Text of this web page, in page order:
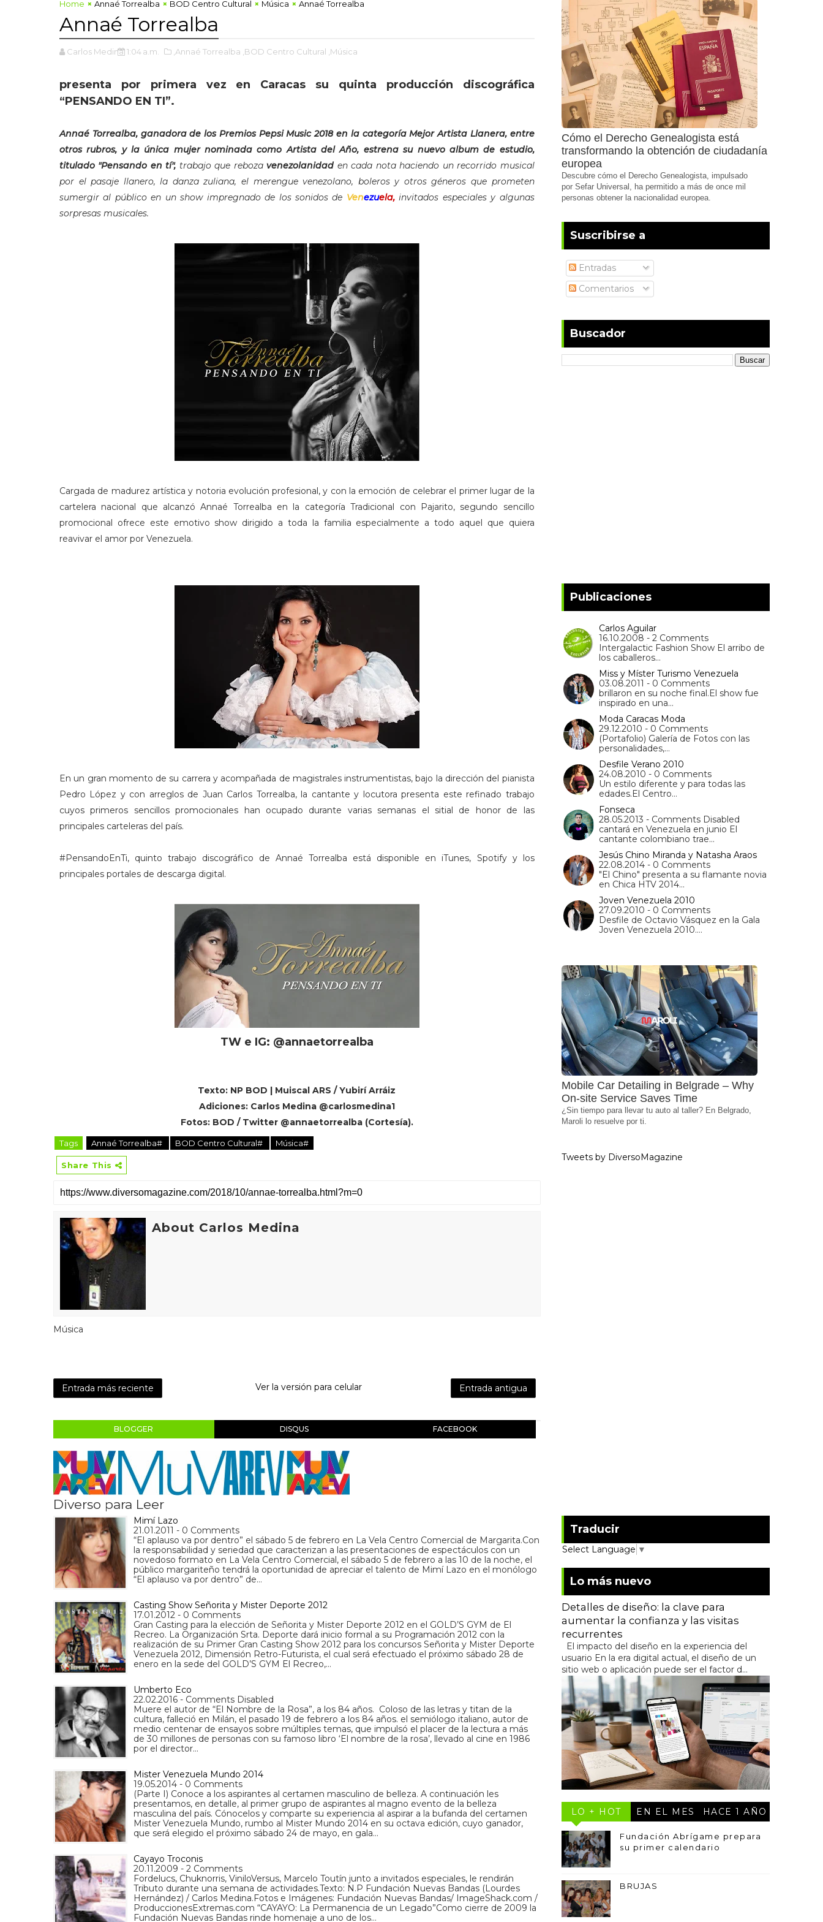
Home Annaé Torrealba BOD Centro Cultural Música Annaé Torrealba
Annaé Torrealba
Carlos Medina 1:04 a.m. ,Annaé Torrealba ,BOD Centro Cultural ,Música
presenta por primera vez en Caracas su quinta producción discográfica
“PENSANDO EN TI”.
Annaé Torrealba, ganadora de los Premios Pepsi Music 2018 en la categoría Mejor Artista Llanera, entre
otros rubros, y la única mujer nominada como Artista del Año, estrena su nuevo album de estudio,
titulado "Pensando en tí", trabajo que rebozavenezolanidad en cada nota haciendo un recorrido musical
por el pasaje llanero, la danza zuliana, el merengue venezolano, boleros y otros géneros que prometen
sumergir al público en un show impregnado de los sonidos de Venezuela,invitados especiales y algunas
sorpresas musicales.
Cargada de madurez artística y notoria evolución profesional, y con la emoción de celebrar el primer lugar de la
cartelera nacional que alcanzó Annaé Torrealba en la categoría Tradicional con Pajarito, segundo sencillo
promocional ofrece este emotivo show dirigido a toda la familia especialmente a todo aquel que quiera
reavivar el amor por Venezuela.
En un gran momento de su carrera y acompañada de magistrales instrumentistas, bajo la dirección del pianista
Pedro López y con arreglos de Juan Carlos Torrealba, la cantante y locutora presenta este refinado trabajo
cuyos primeros sencillos promocionales han ocupado durante varias semanas el sitial de honor de las
principales carteleras del país.
#PensandoEnTi, quinto trabajo discográfico de Annaé Torrealba está disponible en iTunes, Spotify y los
principales portales de descarga digital.
TW e IG: @annaetorrealba
Texto: NP BOD | Muiscal ARS / Yubirí Arráiz
Adiciones: Carlos Medina @carlosmedina1
Fotos: BOD / Twitter @annaetorrealba (Cortesía).
Tags Annaé Torrealba# BOD Centro Cultural# Música#
Share This
About Carlos Medina
Música
Entrada más reciente Entrada antigua
Ver la versión para celular
BLOGGER DISQUS FACEBOOK
Diverso para Leer
Mimí Lazo
21.01.2011 - 0 Comments
“El aplauso va por dentro” el sábado 5 de febrero en La Vela Centro Comercial de Margarita.Con
la responsabilidad y seriedad que caracterizan a las presentaciones de espectáculos con un
novedoso formato en La Vela Centro Comercial, el sábado 5 de febrero a las 10 de la noche, el
público margariteño tendrá la oportunidad de apreciar el talento de Mimí Lazo en el monólogo
“El aplauso va por dentro” de…
Casting Show Señorita y Mister Deporte 2012
17.01.2012 - 0 Comments
Gran Casting para la elección de Señorita y Mister Deporte 2012 en el GOLD’S GYM de El
Recreo. La Organización Srta. Deporte dará inicio formal a su Programación 2012 con la
realización de su Primer Gran Casting Show 2012 para los concursos Señorita y Mister Deporte
Venezuela 2012, Dimensión Retro-Futurista, el cual será efectuado el próximo sábado 28 de
enero en la sede del GOLD’S GYM El Recreo,…
Umberto Eco
22.02.2016 - Comments Disabled
Muere el autor de “El Nombre de la Rosa”, a los 84 años. Coloso de las letras y titan de la
cultura, falleció en Milán, el pasado 19 de febrero a los 84 años. el semiólogo italiano, autor de
medio centenar de ensayos sobre múltiples temas, que impulsó el placer de la lectura a más
de 30 millones de personas con su famoso libro ‘El nombre de la rosa’, llevado al cine en 1986
por el director…
Mister Venezuela Mundo 2014
19.05.2014 - 0 Comments
(Parte I) Conoce a los aspirantes al certamen masculino de belleza. A continuación les
presentamos, en detalle, al primer grupo de aspirantes al magno evento de la belleza
masculina del país. Cónocelos y comparte su experiencia al aspirar a la bufanda del certamen
Mister Venezuela Mundo, rumbo al Mister Mundo 2014 en su octava edición, cuyo ganador,
que será elegido el próximo sábado 24 de mayo, en gala…
Cayayo Troconis
20.11.2009 - 2 Comments
Fordelucs, Chuknorris, ViniloVersus, Marcelo Toutín junto a invitados especiales, le rendirán
Tributo durante una semana de actividades.Texto: N.P Fundación Nuevas Bandas (Lourdes
Hernández) / Carlos Medina.Fotos e Imágenes: Fundación Nuevas Bandas/ ImageShack.com /
ProduccionesExtremas.com “CAYAYO: La Permanencia de un Legado”Como cierre de 2009 la
Fundación Nuevas Bandas rinde homenaje a uno de los…
Cómo el Derecho Genealogista está
transformando la obtención de ciudadanía
europea
Descubre cómo el Derecho Genealogista, impulsado
por Sefar Universal, ha permitido a más de once mil
personas obtener la nacionalidad europea.
Suscribirse a
Entradas
Comentarios
Buscador
Publicaciones
Carlos Aguilar
16.10.2008 - 2 Comments
Intergalactic Fashion Show El arribo de
los caballeros…
Miss y Míster Turismo Venezuela
03.08.2011 - 0 Comments
brillaron en su noche final.El show fue
inspirado en una…
Moda Caracas Moda
29.12.2010 - 0 Comments
(Portafolio) Galería de Fotos con las
personalidades,…
Desfile Verano 2010
24.08.2010 - 0 Comments
Un estilo diferente y para todas las
edades.El Centro…
Fonseca
28.05.2013 - Comments Disabled
cantará en Venezuela en junio El
cantante colombiano trae…
Jesús Chino Miranda y Natasha Araos
22.08.2014 - 0 Comments
"El Chino" presenta a su flamante novia
en Chica HTV 2014…
Joven Venezuela 2010
27.09.2010 - 0 Comments
Desfile de Octavio Vásquez en la Gala
Joven Venezuela 2010.…
Mobile Car Detailing in Belgrade – Why
On-site Service Saves Time
¿Sin tiempo para llevar tu auto al taller? En Belgrado,
Maroli lo resuelve por ti.
Tweets by DiversoMagazine
Traducir
Select Language ▼
Lo más nuevo
Detalles de diseño: la clave para
aumentar la confianza y las visitas
recurrentes
El impacto del diseño en la experiencia del
usuario En la era digital actual, el diseño de un
sitio web o aplicación puede ser el factor d...
LO + HOT EN EL MES HACE 1 AÑO
Fundación Abrígame prepara
su primer calendario
BRUJAS